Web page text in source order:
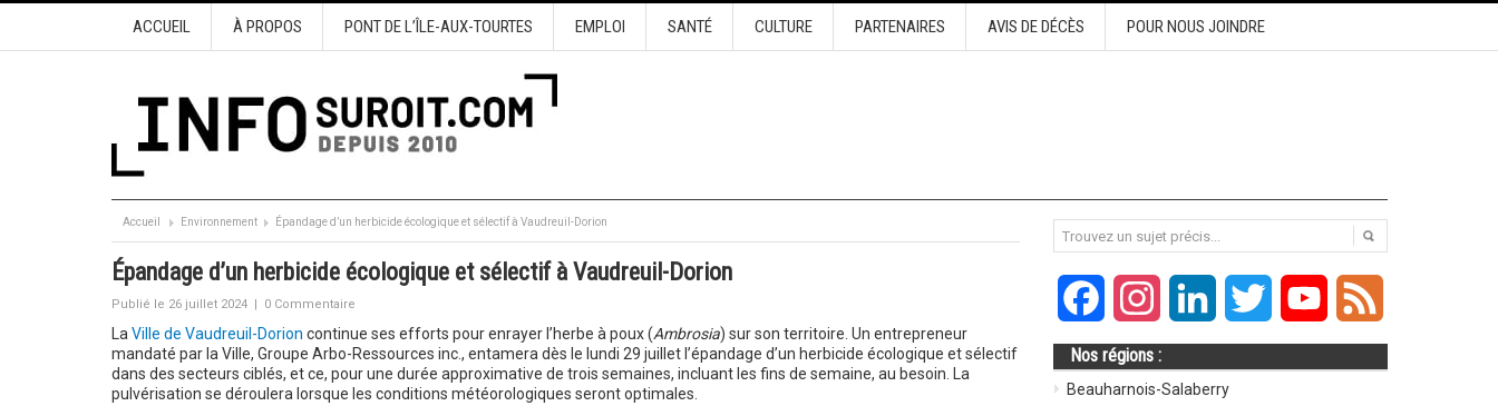
ACCUEIL À PROPOS PONT DE L’ÎLE-AUX-TOURTES EMPLOI SANTÉ CULTURE PARTENAIRES AVIS DE DÉCÈS POUR NOUS JOINDRE
Accueil Environnement Épandage d’un herbicide écologique et sélectif à Vaudreuil-Dorion
Épandage d’un herbicide écologique et sélectif à Vaudreuil-Dorion
Publié le 26 juillet 2024 | 0 Commentaire
La Ville de Vaudreuil-Dorion continue ses efforts pour enrayer l’herbe à poux (Ambrosia) sur son territoire. Un entrepreneur
mandaté par la Ville, Groupe Arbo-Ressources inc., entamera dès le lundi 29 juillet l’épandage d’un herbicide écologique et sélectif
dans des secteurs ciblés, et ce, pour une durée approximative de trois semaines, incluant les fins de semaine, au besoin. La
pulvérisation se déroulera lorsque les conditions météorologiques seront optimales.
FacebookInstagramLinkedIn Twitter YouTube
Nos régions :
Beauharnois-Salaberry